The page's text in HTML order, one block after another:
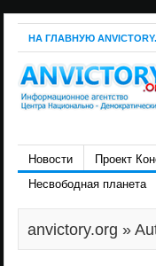
НА ГЛАВНУЮ
Новости Проект
Несвободная планета
anvictory.org »